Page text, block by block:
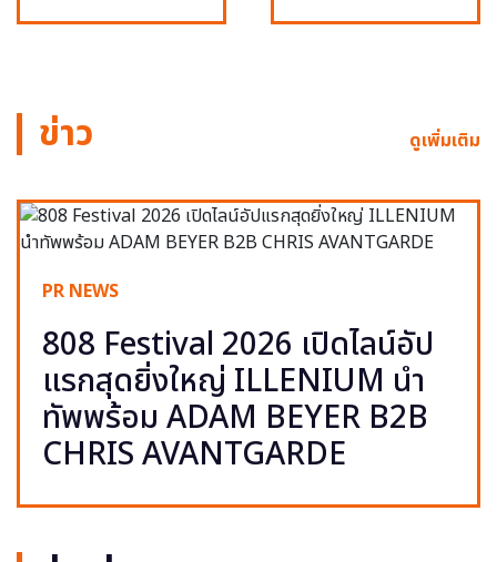
ข่าว ดูเพิ่มเติม
PR NEWS
808 Festival 2026 เปิดไลน์อัป
แรกสุดยิ่งใหญ่ ILLENIUM นำ
ทัพพร้อม ADAM BEYER B2B
CHRIS AVANTGARDE